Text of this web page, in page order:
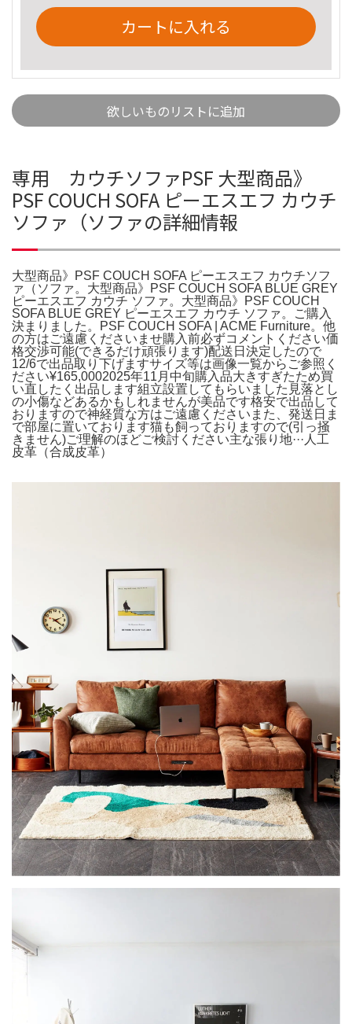
カートに入れる
欲しいものリストに追加
専用 カウチソファPSF 大型商品》
PSF COUCH SOFA ピーエスエフ カウチ
ソファ（ソファの詳細情報
大型商品》PSF COUCH SOFA ピーエスエフ カウチソフ
ァ（ソファ。大型商品》PSF COUCH SOFA BLUE GREY
ピーエスエフ カウチ ソファ。大型商品》PSF COUCH
SOFA BLUE GREY ピーエスエフ カウチ ソファ。ご購入
決まりました。PSF COUCH SOFA | ACME Furniture。他
の方はご遠慮くださいませ購入前必ずコメントください価
格交渉可能(できるだけ頑張ります)配送日決定したので
12/6で出品取り下げますサイズ等は画像一覧からご参照く
ださい¥165,0002025年11月中旬購入品大きすぎたため買
い直したく出品します組立設置してもらいました見落とし
の小傷などあるかもしれませんが美品です格安で出品して
おりますので神経質な方はご遠慮くださいまた、発送日ま
で部屋に置いております猫も飼っておりますので(引っ掻
きません)ご理解のほどご検討ください主な張り地···人工
皮革（合成皮革）